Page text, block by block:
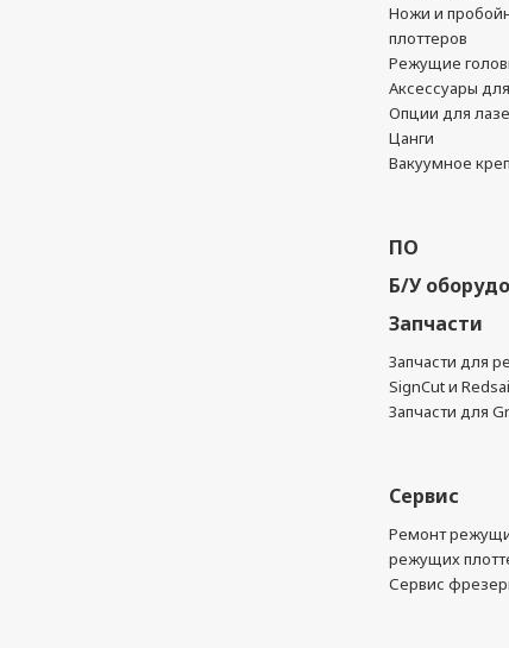
Ножи и
плоттеров
Режущие
Аксессуары
Опции для
Цанги
Вакуумное
ПО
Б/У
Запчасти
Запчасти для
SignCut и
Запчасти для
Сервис
Ремонт
режущих
Сервис